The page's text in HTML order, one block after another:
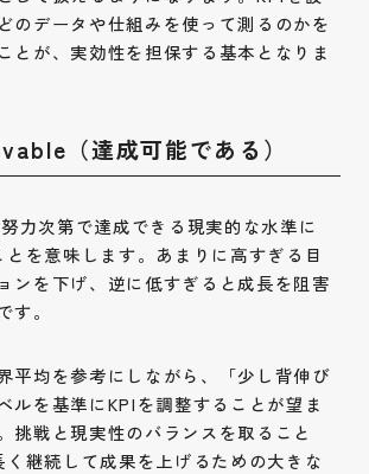
のデータや仕組みを使って測るのかを
とが、実効性を担保する基本となりま
（達成可能である）
力次第で達成できる現実的な水準に
を意味します。あまりに高すぎる目
ンを下げ、逆に低すぎると成長を阻害
す。
平均を参考にしながら、「少し背伸び
ルを基準にKPIを調整することが望ま
挑戦と現実性のバランスを取ること
継続して成果を上げるための大きな